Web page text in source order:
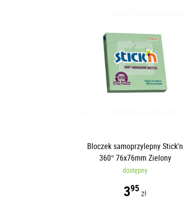
Bloczek samoprzylepny Stick'n
360° 76x76mm Zielony
dostępny
395zł